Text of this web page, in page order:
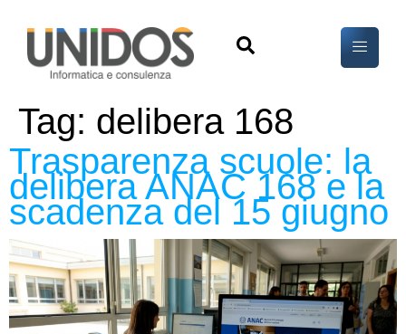
Tag: delibera 168
Trasparenza scuole: la
delibera ANAC 168 e la
scadenza del 15 giugno